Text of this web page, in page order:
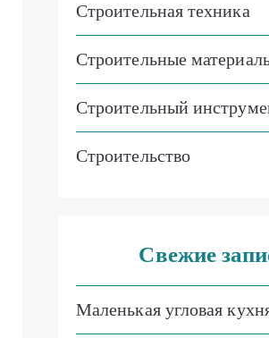
Строительная техника
Строительные
Строительный
Строительство
Свежие
Маленькая угловая